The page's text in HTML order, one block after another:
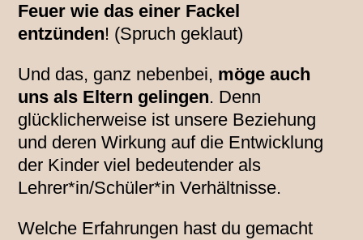
Feuer wie das einer Fackel
entzünden! (Spruch geklaut)
Und das, ganz nebenbei, möge auch
uns als Eltern gelingen. Denn
glücklicherweise ist unsere Beziehung
und deren Wirkung auf die Entwicklung
der Kinder viel bedeutender als
Lehrer*in/Schüler*in Verhältnisse.
Welche Erfahrungen hast du gemacht